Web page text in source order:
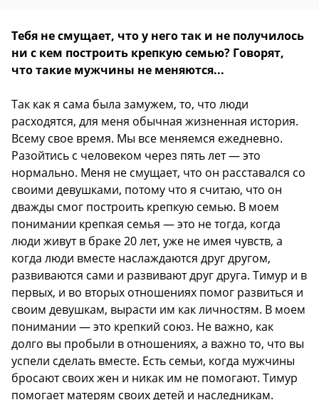
Тебя не смущает, что у него так и не получилось
ни с кем построить крепкую семью? Говорят,
что такие мужчины не меняются...
Так как я сама была замужем, то, что люди
расходятся, для меня обычная жизненная история.
Всему свое время. Мы все меняемся ежедневно.
Разойтись с человеком через пять лет — это
нормально. Меня не смущает, что он расставался со
своими девушками, потому что я считаю, что он
дважды смог построить крепкую семью. В моем
понимании крепкая семья — это не тогда, когда
люди живут в браке 20 лет, уже не имея чувств, а
когда люди вместе наслаждаются друг другом,
развиваются сами и развивают друг друга. Тимур и в
первых, и во вторых отношениях помог развиться и
своим девушкам, вырасти им как личностям. В моем
понимании — это крепкий союз. Не важно, как
долго вы пробыли в отношениях, а важно то, что вы
успели сделать вместе. Есть семьи, когда мужчины
бросают своих жен и никак им не помогают. Тимур
помогает матерям своих детей и наследникам.